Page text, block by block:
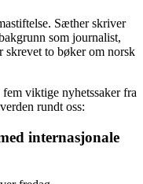
Sæther skriver
som journalist,
skrevet to bøker om norsk
viktige nyhetssaker fra
rundt oss:
internasjonale